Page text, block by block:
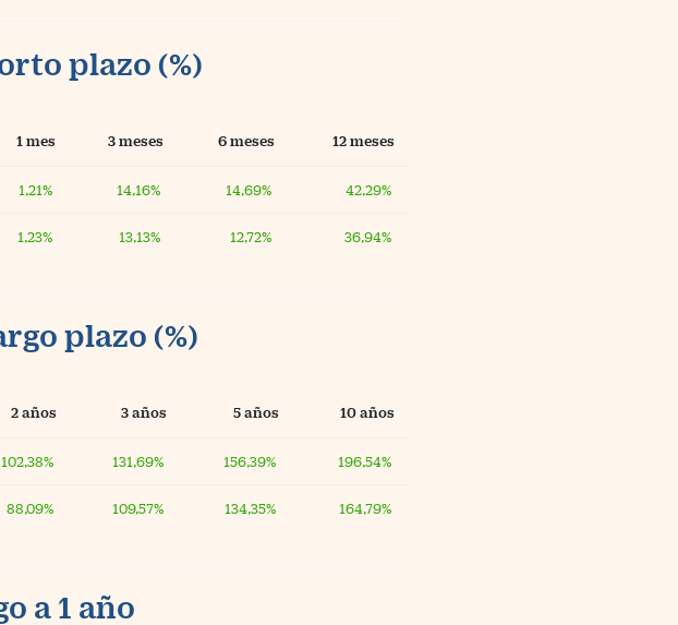
plazo (%)
1 mes 3 meses 6 meses 12 meses
1,21% 14,16% 14,69% 42,29%
1,23% 13,13% 12,72% 36,94%
plazo (%)
2 años 3 años 5 años 10 años
102,38% 131,69% 156,39% 196,54%
88,09% 109,57% 134,35% 164,79%
a 1 año